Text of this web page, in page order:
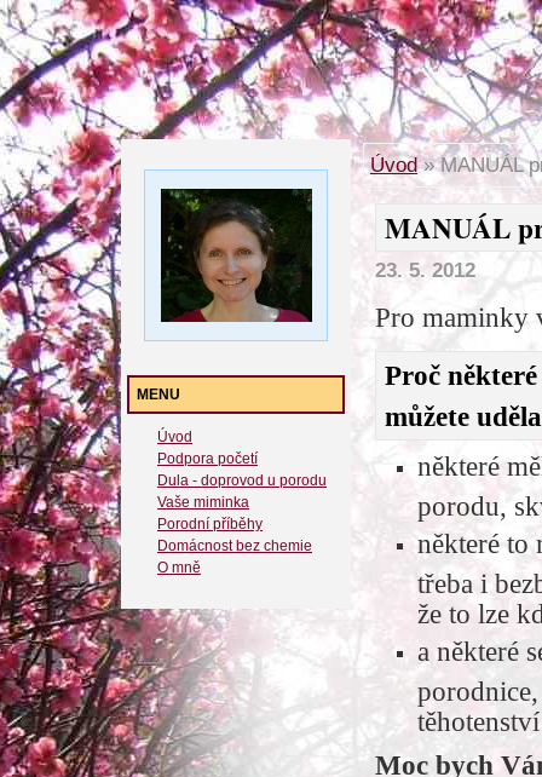
MENU
Úvod
Podpora početí
Dula - doprovod u porodu
Vaše miminka
Porodní příběhy
Domácnost bez chemie
O mně
Úvod»MANUÁL
MANUÁL
23. 5. 2012
Pro maminky
Proč
můžete
některé
porodu,
některé to
třeba i
že to lze
a některé
těhotenství
Moc bych